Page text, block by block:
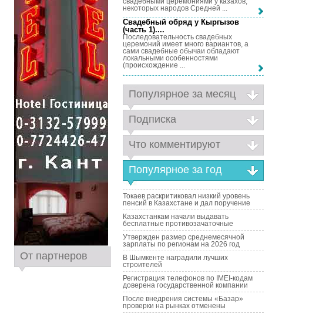
От партнеров
некоторых народов Средней ...
Свадебный обряд у Кыргызов
(часть 1)....
Последовательность свадебных
церемоний имеет много вариантов, а
сами свадебные обычаи обладают
локальными особенностями
(происхождение ...
Популярное за месяц
Подписка
Что комментируют
Популярное за год
Токаев раскритиковал низкий уровень
пенсий в Казахстане и дал поручение
Казахстанкам начали выдавать
бесплатные противозачаточные
Утвержден размер среднемесячной
зарплаты по регионам на 2026 год
В Шымкенте наградили лучших
строителей
Регистрация телефонов по IMEI-кодам
доверена государственной компании
После внедрения системы «Базар»
проверки на рынках отменены